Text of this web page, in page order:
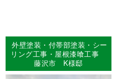
外壁塗装・付帯部塗装・シー
リング工事・屋根漆喰工事
藤沢市 K様邸